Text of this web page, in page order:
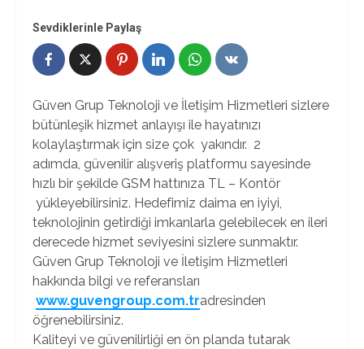
Sevdiklerinle Paylaş
Güven Grup Teknoloji ve İletişim Hizmetleri sizlere
bütünleşik hizmet anlayışı ile hayatınızı
kolaylaştırmak için size çok yakındır. 2
adımda, güvenilir alışveriş platformu sayesinde
hızlı bir şekilde GSM hattınıza TL – Kontör
yükleyebilirsiniz. Hedefimiz daima en iyiyi,
teknolojinin getirdiği imkanlarla gelebilecek en ileri
derecede hizmet seviyesini sizlere sunmaktır.
Güven Grup Teknoloji ve İletişim Hizmetleri
hakkında bilgi ve referansları
www.guvengroup.com.tradresinden
öğrenebilirsiniz.
Kaliteyi ve güvenilirliği en ön planda tutarak